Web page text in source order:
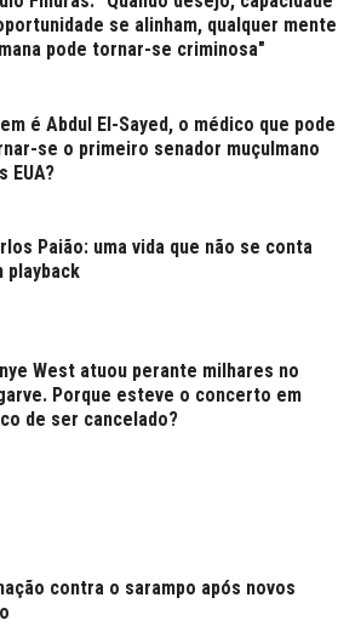
se alinham, qualquer mente
pode tornar-se criminosa"
é Abdul El-Sayed, o médico que pode
se o primeiro senador muçulmano
EUA?
Paião: uma vida que não se conta
playback
West atuou perante milhares no
Porque esteve o concerto em
de ser cancelado?
contra o sarampo após novos